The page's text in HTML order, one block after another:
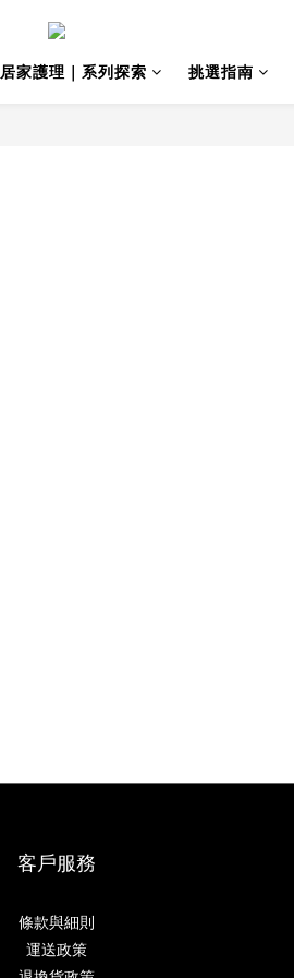
居家護理｜系列探索 挑選指南
客戶服務
條款與細則
運送政策